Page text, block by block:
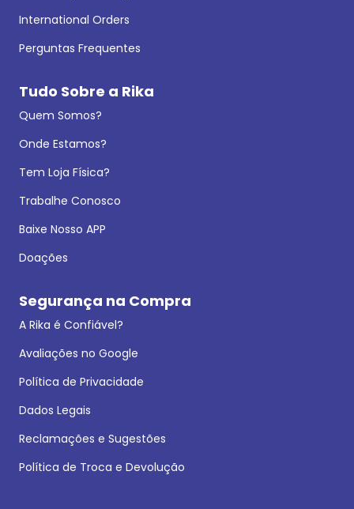
International Orders
Perguntas Frequentes
Tudo Sobre a Rika
Quem Somos?
Onde Estamos?
Tem Loja Física?
Trabalhe Conosco
Baixe Nosso APP
Doações
Segurança na Compra
A Rika é Confiável?
Avaliações no Google
Política de Privacidade
Dados Legais
Reclamações e Sugestões
Política de Troca e Devolução